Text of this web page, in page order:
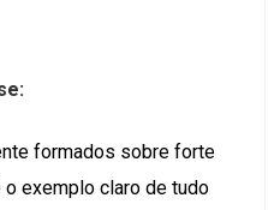
formados sobre forte
exemplo claro de tudo